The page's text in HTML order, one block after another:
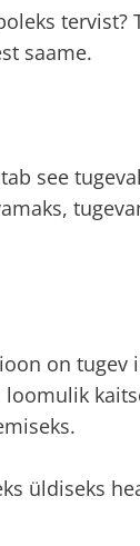
saame.
see
on tugev
üldiseks